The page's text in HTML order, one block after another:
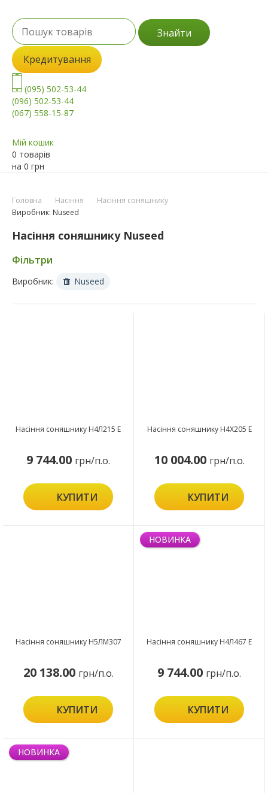
Знайти
Кредитування
(095) 502-53-44
(096) 502-53-44
(067) 558-15-87
Мій кошик
0 товарів
на 0 грн
Головна Насіння
Насіння соняшнику
Виробник: Nuseed
Насіння соняшнику Nuseed
Фільтри
Виробник: Nuseed
Насіння соняшнику Н4Л215 Е
9 744.00 грн/п.о.
КУПИТИ
Насіння соняшнику Н4Х205 Е
10 004.00 грн/п.о.
КУПИТИ
Насіння соняшнику Н5ЛМ307
20 138.00 грн/п.о.
КУПИТИ
НОВИНКА
Насіння соняшнику Н4Л467 Е
9 744.00 грн/п.о.
КУПИТИ
НОВИНКА